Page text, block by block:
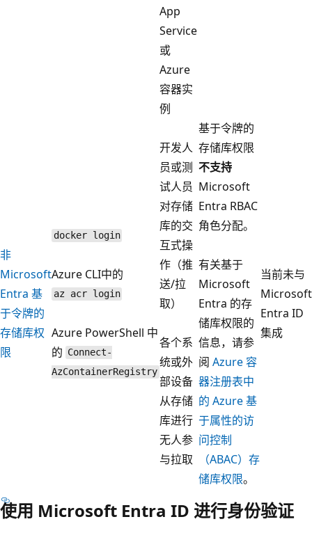
App
Service
或
Azure
容器实
例
非
Microsoft
Entra 基
于令牌的
存储库权
限
docker login
Azure CLI中的
az acr login
Azure PowerShell 中
的 Connect-
AzContainerRegistry
开发人
员或测
试人员
对存储
库的交
互式操
作（推
送/拉
取）
各个系
统或外
部设备
从存储
库进行
无人参
与拉取
基于令牌的
存储库权限
不支持
Microsoft
Entra RBAC
角色分配。
有关基于
Microsoft
Entra 的存
储库权限的
信息，请参
阅 Azure 容
器注册表中
的 Azure 基
于属性的访
问控制
（ABAC）存
储库权限。
当前未与
Microsoft
Entra ID
集成
使用 Microsoft Entra ID 进行身份验证